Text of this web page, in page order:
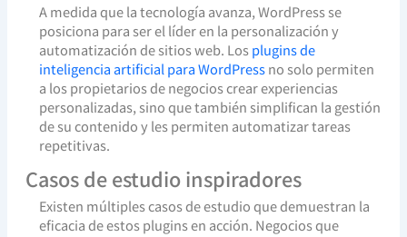
A medida que la tecnología avanza, WordPress se
posiciona para ser el líder en la personalización y
automatización de sitios web. Losplugins de
inteligencia artificial para WordPressno solo permiten
a los propietarios de negocios crear experiencias
personalizadas, sino que también simplifican la gestión
de su contenido y les permiten automatizar tareas
repetitivas.
Casos de estudio inspiradores
Existen múltiples casos de estudio que demuestran la
eficacia de estos plugins en acción. Negocios que